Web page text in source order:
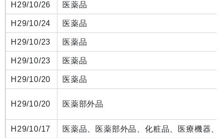
H29/10/26 医薬品
H29/10/24 医薬品
H29/10/23 医薬品
H29/10/23 医薬品
H29/10/20 医薬品
H29/10/20 医薬部外品
H29/10/17 医薬品、医薬部外品、化粧品、医療機器